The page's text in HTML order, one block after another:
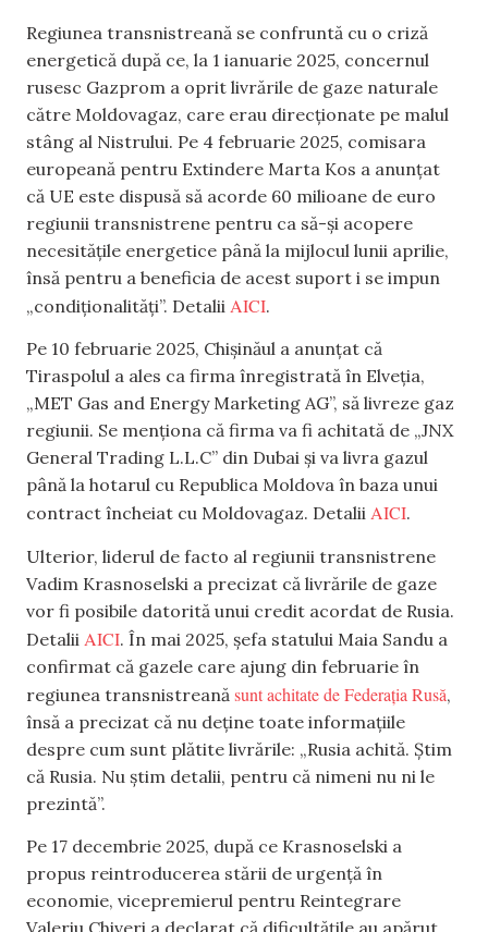
Regiunea transnistreană se confruntă cu o criză
energetică după ce, la 1 ianuarie 2025, concernul
rusesc Gazprom a oprit livrările de gaze naturale
către Moldovagaz, care erau direcționate pe malul
stâng al Nistrului. Pe 4 februarie 2025, comisara
europeană pentru Extindere Marta Kos a anunțat
că UE este dispusă să acorde 60 milioane de euro
regiunii transnistrene pentru ca să-și acopere
necesitățile energetice până la mijlocul lunii aprilie,
însă pentru a beneficia de acest suport i se impun
„condiționalități”. Detalii AICI.
Pe 10 februarie 2025, Chișinăul a anunțat că
Tiraspolul a ales ca firma înregistrată în Elveția,
„MET Gas and Energy Marketing AG”, să livreze gaz
regiunii. Se menționa că firma va fi achitată de „JNX
General Trading L.L.C” din Dubai și va livra gazul
până la hotarul cu Republica Moldova în baza unui
contract încheiat cu Moldovagaz. Detalii AICI.
Ulterior, liderul de facto al regiunii transnistrene
Vadim Krasnoselski a precizat că livrările de gaze
vor fi posibile datorită unui credit acordat de Rusia.
Detalii AICI. În mai 2025, șefa statului Maia Sandu a
confirmat că gazele care ajung din februarie în
regiunea transnistreană sunt achitate de Federația Rusă,
însă a precizat că nu deține toate informațiile
despre cum sunt plătite livrările: „Rusia achită. Știm
că Rusia. Nu știm detalii, pentru că nimeni nu ni le
prezintă”.
Pe 17 decembrie 2025, după ce Krasnoselski a
propus reintroducerea stării de urgență în
economie, vicepremierul pentru Reintegrare